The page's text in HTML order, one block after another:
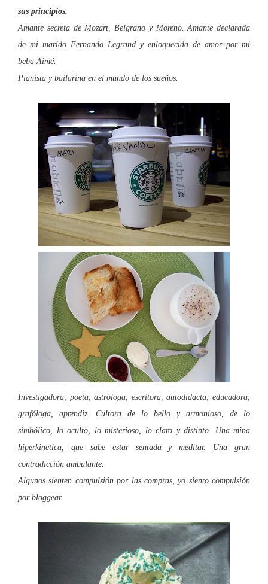
sus principios.
Amante secreta de Mozart, Belgrano y Moreno. Amante declarada
de mi marido Fernando Legrand y enloquecida de amor por mi
beba Aimé.
Pianista y bailarina en el mundo de los sueños.
Investigadora, poeta, astróloga, escritora, autodidacta, educadora,
grafóloga, aprendiz. Cultora de lo bello y armonioso, de lo
simbólico, lo oculto, lo misterioso, lo claro y distinto. Una mina
hiperkinetica, quesabe estar sentada y meditar. Una gran
contradicción ambulante.
Algunos sienten compulsión por las compras, yo siento compulsión
por bloggear.